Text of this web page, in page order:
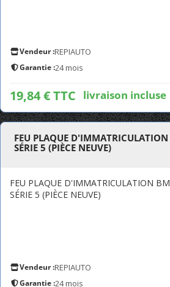
Vendeur :REPIAUTO
Garantie :24 mois
19,84 € TTC livraison incluse
FEU PLAQUE
SÉRIE 5 (PIÈCE NEUVE)
FEU PLAQUE D'IMMATRICULATION
SÉRIE 5 (PIÈCE NEUVE)
Vendeur :REPIAUTO
Garantie :24 mois